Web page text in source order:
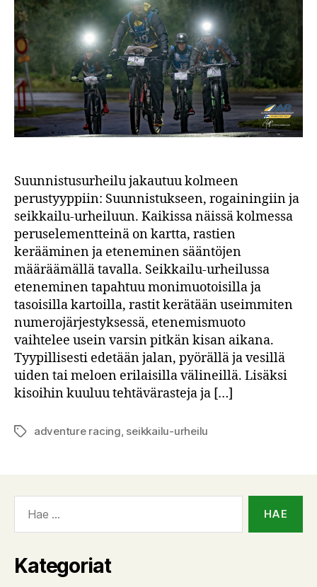
Suunnistusurheilu jakautuu kolmeen
perustyyppiin: Suunnistukseen, rogainingiin ja
seikkailu-urheiluun. Kaikissa näissä kolmessa
peruselementteinä on kartta, rastien
kerääminen ja eteneminen sääntöjen
määräämällä tavalla. Seikkailu-urheilussa
eteneminen tapahtuu monimuotoisilla ja
tasoisilla kartoilla, rastit kerätään useimmiten
numerojärjestyksessä, etenemismuoto
vaihtelee usein varsin pitkän kisan aikana.
Tyypillisesti edetään jalan, pyörällä ja vesillä
uiden tai meloen erilaisilla välineillä. Lisäksi
kisoihin kuuluu tehtävärasteja ja […]
Avainsanat
adventure racing seikkailu-urheilu
Kategoriat